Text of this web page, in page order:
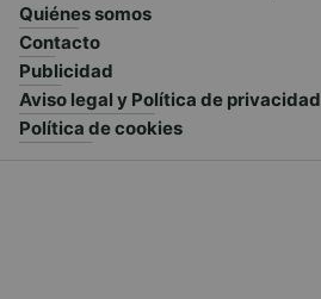
Quiénes somos
Contacto
Publicidad
Aviso legal y Política de privacidad
Política de cookies